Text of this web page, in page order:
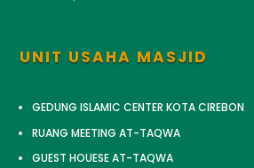
UNIT USAHA MASJID
GEDUNG ISLAMIC CENTER KOTA CIREBON
RUANG MEETING AT-TAQWA
GUEST HOUESE AT-TAQWA